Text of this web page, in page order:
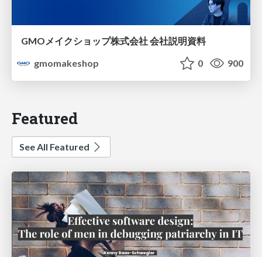
GMOメイクショップ株式会社 会社説明資料
gmomakeshop
0 900
Featured
See All Featured